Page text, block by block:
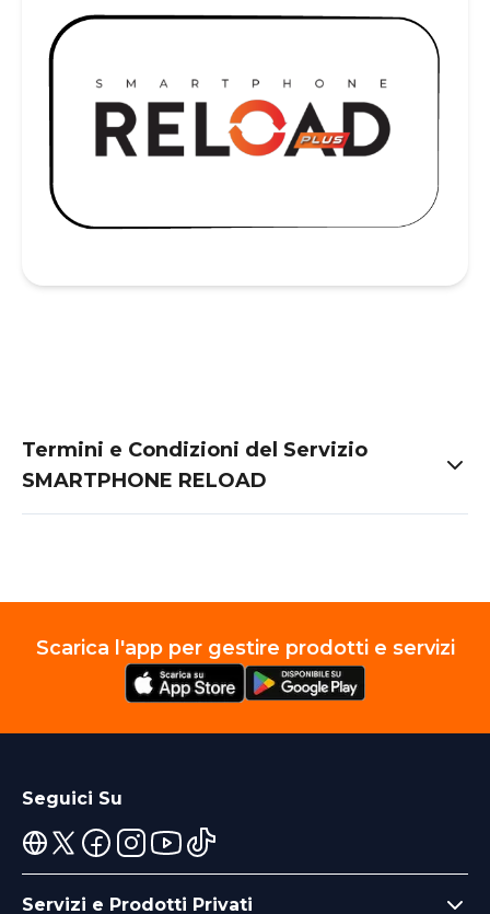
Termini e Condizioni del Servizio
SMARTPHONE RELOAD
Scarica l'app per gestire prodotti e servizi
Seguici Su
Servizi e Prodotti Privati